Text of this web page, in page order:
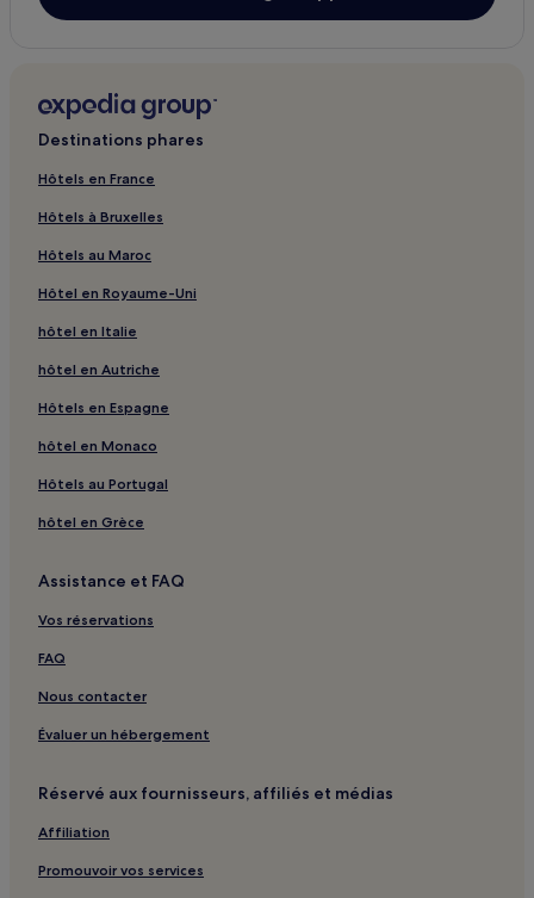
La Mecque : hôtels
Hawaya : hôtels
Ash Shuwaybit : hôtels
Murshidīyah : hôtels
Ma'shi : hôtels
Al Muqayti : hôtels
Al Qaym : hôtels
Al Mudawwarah : hôtels
Al Ju‘aydah : hôtels
Ghurābah : hôtels
Shihar : hôtels
Al Mashayikh : hôtels
Bay La Sun : hôtels
Ash Sharai : hôtels
Djeddah : hôtels Hôtels avec parking
Djeddah : hôtels Hôtels avec centre de fitness
Djeddah : hôtels Hôtels avec petit-déjeuner gratuit
Destinations phares
Hôtels en France
Hôtels à Bruxelles
Hôtels au Maroc
Hôtel en Royaume-Uni
hôtel en Italie
hôtel en Autriche
Hôtels en Espagne
hôtel en Monaco
Hôtels au Portugal
hôtel en Grèce
Assistance et FAQ
Vos réservations
FAQ
Nous contacter
Évaluer un hébergement
Réservé aux fournisseurs, affiliés et médias
Affiliation
Promouvoir vos services